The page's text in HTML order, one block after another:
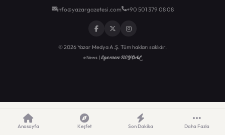
info@yazargazetesi.com +90 501 379 08 08
© 2026 Yazar Medya A.Ş. Tüm hakları saklıdır.
eNews |Egemen KEYDAL
Anasayfa Keşfet Son Dakika Daha Fazla